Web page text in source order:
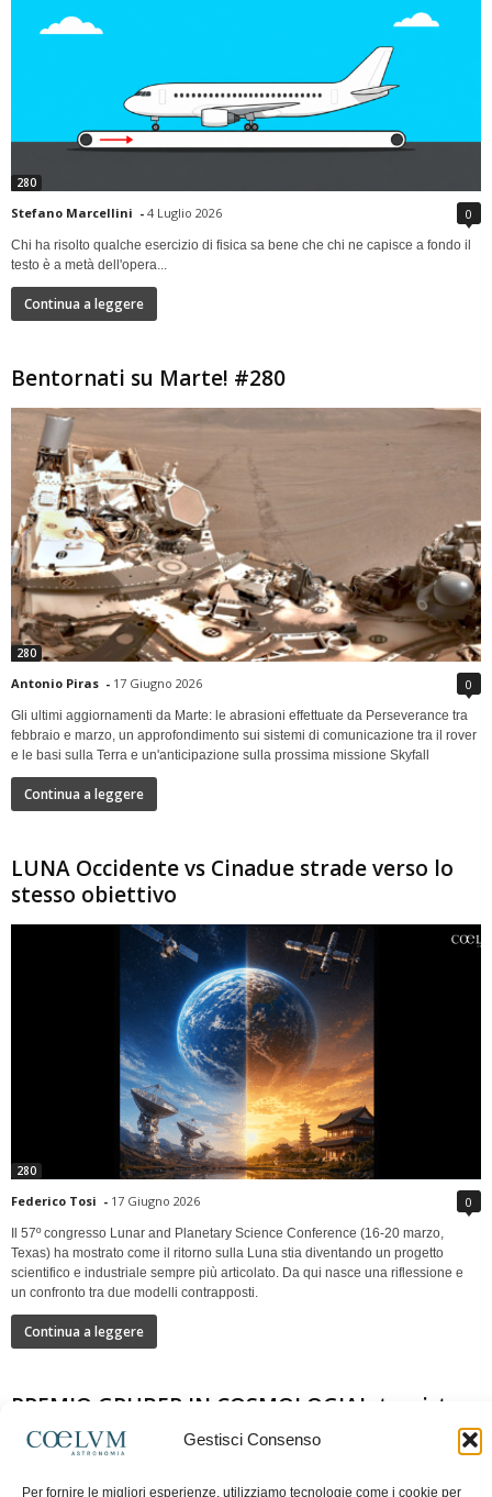
Gestisci Consenso
Per fornire le migliori esperienze, utilizziamo tecnologie come i cookie per
280
Stefano Marcellini - 4 Luglio 2026 0
Chi ha risolto qualche esercizio di fisica sa bene che chi ne capisce a fondo il
testo è a metà dell'opera...
Continua a leggere
Bentornati su Marte! #280
280
Antonio Piras - 17 Giugno 2026 0
Gli ultimi aggiornamenti da Marte: le abrasioni effettuate da Perseverance tra
febbraio e marzo, un approfondimento sui sistemi di comunicazione tra il rover
e le basi sulla Terra e un'anticipazione sulla prossima missione Skyfall
Continua a leggere
LUNA Occidente vs Cinadue strade verso lo
stesso obiettivo
280
Federico Tosi - 17 Giugno 2026 0
Il 57º congresso Lunar and Planetary Science Conference (16-20 marzo,
Texas) ha mostrato come il ritorno sulla Luna stia diventando un progetto
scientifico e industriale sempre più articolato. Da qui nasce una riflessione e
un confronto tra due modelli contrapposti.
Continua a leggere
PREMIO GRUBER IN COSMOLOGIAIntervista a
Nazzareno Mandolesi